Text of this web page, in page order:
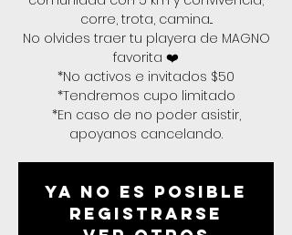
corre, trota, camina...
No olvides traer tu playera de MAGNO
favorita ❤️
*No activos e invitados $50
*Tendremos cupo limitado
*En caso de no poder asistir,
apoyanos cancelando.
Ya no es posible
registrarse